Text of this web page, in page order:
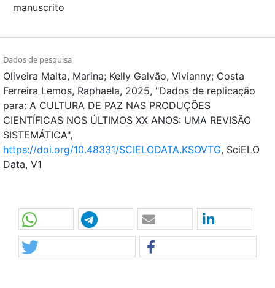
manuscrito
Dados de pesquisa
Oliveira Malta, Marina; Kelly Galvão, Vivianny; Costa
Ferreira Lemos, Raphaela, 2025, "Dados de replicação
para: A CULTURA DE PAZ NAS PRODUÇÕES
CIENTÍFICAS NOS ÚLTIMOS XX ANOS: UMA REVISÃO
SISTEMÁTICA",
https://doi.org/10.48331/SCIELODATA.KSOVTG, SciELO
Data, V1